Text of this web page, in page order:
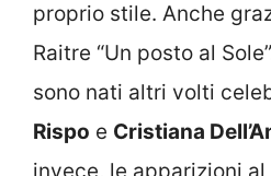
proprio stile. Anche
Raitre “Un posto al
sono nati altri volti
Rispo e Cristiana